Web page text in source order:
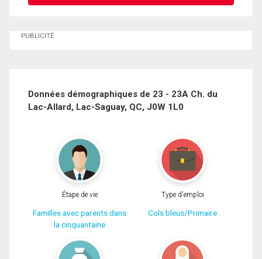
Demander des infos sur cette inscription
PUBLICITÉ
Données démographiques de 23 - 23A Ch. du
Lac-Allard, Lac-Saguay, QC, J0W 1L0
Étape de vie
Familles avec parents dans
la cinquantaine
Type d'emploi
Cols bleus/Primaire